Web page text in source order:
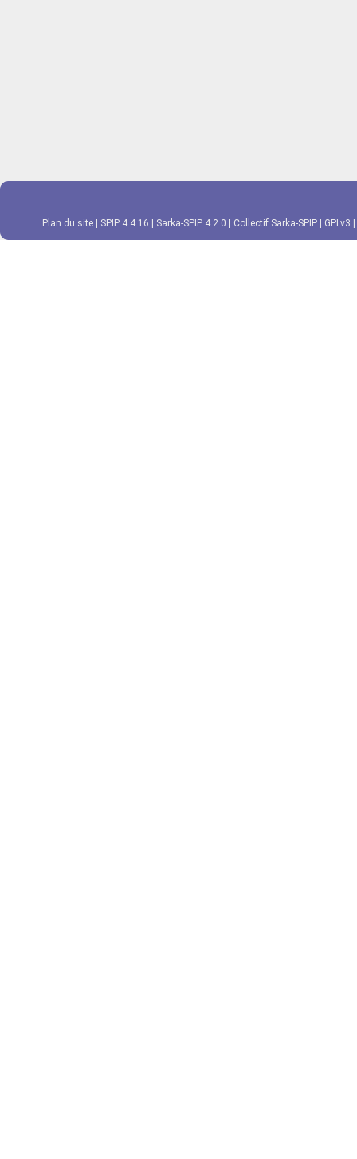
Plan du site SPIP 4.4.16 Sarka-SPIP 4.2.0 Collectif Sarka-SPIP GPLv3